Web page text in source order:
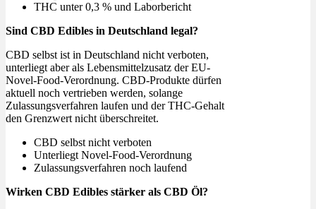
THC unter 0,3 % und Laborbericht
Sind CBD Edibles in Deutschland legal?
CBD selbst ist in Deutschland nicht verboten,
unterliegt aber als Lebensmittelzusatz der EU-
Novel-Food-Verordnung. CBD-Produkte dürfen
aktuell noch vertrieben werden, solange
Zulassungsverfahren laufen und der THC-Gehalt
den Grenzwert nicht überschreitet.
CBD selbst nicht verboten
Unterliegt Novel-Food-Verordnung
Zulassungsverfahren noch laufend
Wirken CBD Edibles stärker als CBD Öl?